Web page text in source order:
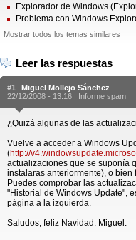
Explorador de Windows
Problema con Windows
Mostrar todos los temas similares
Leer las respuestas
#1
Miguel Mollejo Sánchez
22/12/2008 - 13:16 | Informe spam
¿Quizá algunas de las
Vuelve a acceder a Windows
(http://
actualizaciones que se suponía
instalaras anteriormente), o
Puedes comprobar las
"Historial de Windows Update",
página a la izquierda.
Saludos, feliz Navidad. Miguel.